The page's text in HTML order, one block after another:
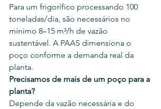
Para um frigorífico processando 100
toneladas/dia, são necessários no
mínimo 8–15 m³/h de vazão
sustentável. A PAAS dimensiona o
poço conforme a demanda real da
planta.
Precisamos de mais de um poço para a
planta?
Depende da vazão necessária e do